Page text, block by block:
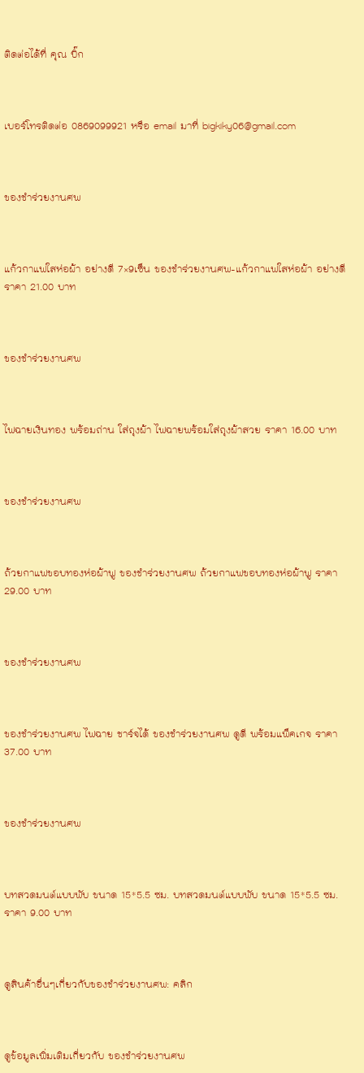
ติดต่อได้ที่ คุณ บิ๊ก
เบอร์โทรติดต่อ 0869099921 หรือ email มาที่ bigkiky06@gmail.com
ของชําร่วยงานศพ
แก้วกาแฟใสห่อผ้า อย่างดี 7×9เซ็น ของชำร่วยงานศพ-แก้วกาแฟใสห่อผ้า อย่างดี
ราคา 21.00 บาท
ของชําร่วยงานศพ
ไฟฉายเงินทอง พร้อมถ่าน ใส่ถุงผ้า ไฟฉายพร้อมใส่ถุงผ้าสวย ราคา 16.00 บาท
ของชําร่วยงานศพ
ถ้วยกาแฟขอบทองห่อผ้าฟู ของชำร่วยงานศพ ถ้วยกาแฟขอบทองห่อผ้าฟู ราคา
29.00 บาท
ของชําร่วยงานศพ
ของชำร่วยงานศพ ไฟฉาย ชาร์จได้ ของชำร่วยงานศพ ดูดี พร้อมแพ็คเกจ ราคา
37.00 บาท
ของชําร่วยงานศพ
บทสวดมนต์แบบพับ ขนาด 15*5.5 ซม. บทสวดมนต์แบบพับ ขนาด 15*5.5 ซม.
ราคา 9.00 บาท
ดูสินค้าอื่นๆเกี่ยวกับของชําร่วยงานศพ: คลิก
ดูข้อมูลเพิ่มเติมเกี่ยวกับ ของชําร่วยงานศพ